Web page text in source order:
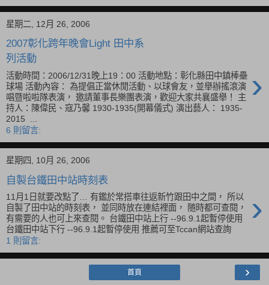
星期二, 12月 26, 2006
2007彰化跨年晚會Light 田中系
列活動
›
活動時間：2006/12/31晚上19：00 活動地點：彰化縣田中鎮棒壘
球場 活動內容： 為提倡正當休閒活動、以球會友，並舉辦搖滾演
唱暨啦啦隊表演， 邀請董事長樂團表演，歡迎大家共襄盛舉！ 主
持人：陳偉民、寇乃馨 1930-1935(開幕儀式) 演出藝人： 1935-
2015 ...
6 則留言:
星期四, 10月 26, 2006
自製台鐵田中站時刻表
›
11月1日就要改點了… 有鑑於常搭車往返新竹跟田中之間， 所以
自製了田中站的時刻表， 並同時放在連結裡面， 随時都可查閱，
有需要的人也可上來查閱。 台鐵田中站上行 --96.9.1起暫停使用
台鐵田中站下行 --96.9.1起暫停使用 推薦可至Tccan網站查詢
1 則留言:
›
首頁